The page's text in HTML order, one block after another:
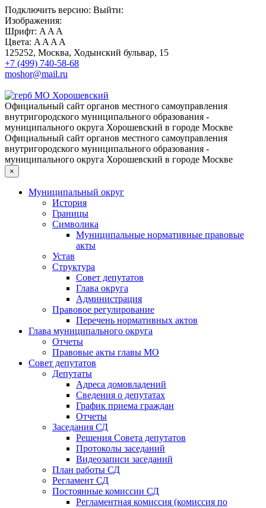
Подключить версию: Выйти:
Изображения:
Шрифт: A A A
Цвета: A A A A
125252, Москва, Ходынский бульвар, 15
+7 (499) 740-58-68
moshor@mail.ru
Официальный сайт органов местного самоуправления
внутригородского муниципального образования -
муниципального округа Хорошевский в городе Москве
Официальный сайт органов местного самоуправления
внутригородского муниципального образования -
муниципального округа Хорошевский в городе Москве
×
Муниципальный округ
История
Границы
Символика
Муниципальные нормативные правовые
акты
Устав
Структура
Совет депутатов
Глава округа
Администрация
Правовое регулирование
Перечень нормативных актов
Глава муниципального округа
Отчеты
Правовые акты главы МО
Совет депутатов
Депутаты
Адреса домовладений
Сведения о депутатах
График приема граждан
Отчеты
Заседания СД
Решения Совета депутатов
Протоколы заседаний
Видеозаписи заседаний
План работы СД
Регламент СД
Постоянные комиссии СД
Регламентная комиссия (комиссия по